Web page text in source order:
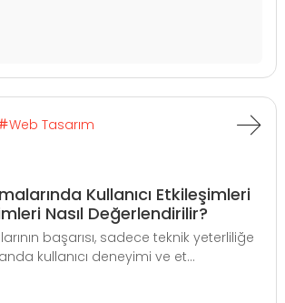
Web Tasarım
Kullanıcı Etkileşimleri
Nasıl Değerlendirilir?
başarısı, sadece teknik yeterliliğe
kullanıcı deneyimi ve et...